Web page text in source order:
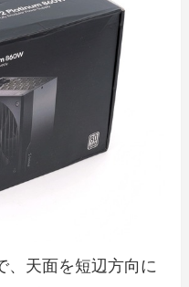
、天面を短辺方向に